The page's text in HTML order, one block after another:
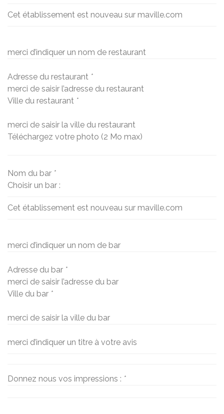
Cet établissement est nouveau sur maville.com
merci d’indiquer un nom de restaurant
Adresse du restaurant *
merci de saisir l’adresse du restaurant
Ville du restaurant *
merci de saisir la ville du restaurant
Téléchargez votre photo (2 Mo max)
Nom du bar *
Choisir un bar :
Cet établissement est nouveau sur maville.com
merci d’indiquer un nom de bar
Adresse du bar *
merci de saisir l’adresse du bar
Ville du bar *
merci de saisir la ville du bar
merci d’indiquer un titre à votre avis
Donnez nous vos impressions : *